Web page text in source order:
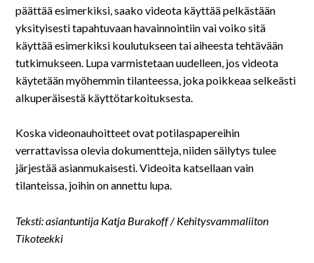
päättää esimerkiksi, saako videota käyttää pelkästään
yksityisesti tapahtuvaan havainnointiin vai voiko sitä
käyttää esimerkiksi koulutukseen tai aiheesta tehtävään
tutkimukseen. Lupa varmistetaan uudelleen, jos videota
käytetään myöhemmin tilanteessa, joka poikkeaa selkeästi
alkuperäisestä käyttötarkoituksesta.
Koska videonauhoitteet ovat potilaspapereihin
verrattavissa olevia dokumentteja, niiden säilytys tulee
järjestää asianmukaisesti. Videoita katsellaan vain
tilanteissa, joihin on annettu lupa.
Teksti: asiantuntija Katja Burakoff / Kehitysvammaliiton
Tikoteekki